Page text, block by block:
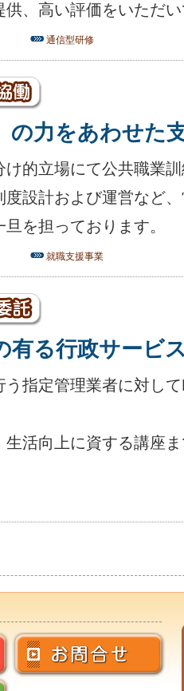
供、高い評価をいただ
通信型研修
の力をあわせた
け的立場にて公共職業
設計および運営など
を担っております。
就職支援事業
有る行政サービ
指定管理業者に対し
生活向上に資する講座